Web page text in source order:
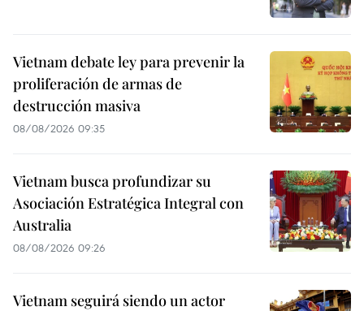
Vietnam debate ley para prevenir la
proliferación de armas de
destrucción masiva
08/08/2026 09:35
Vietnam busca profundizar su
Asociación Estratégica Integral con
Australia
08/08/2026 09:26
Vietnam seguirá siendo un actor